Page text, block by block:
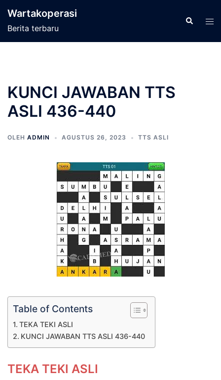
Wartakoperasi
Berita terbaru
Cari
KUNCI JAWABAN TTS
ASLI 436-440
OLEH ADMIN AGUSTUS 26, 2023 TTS ASLI
Table of Contents
TEKA TEKI ASLI
KUNCI JAWABAN TTS ASLI 436-440
TEKA TEKI ASLI